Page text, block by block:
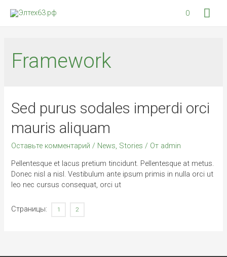
0
Framework
Sed purus sodales imperdi orci
mauris aliquam
Оставьте комментарий / News Stories / От admin
Pellentesque et lacus pretium tincidunt. Pellentesque at metus.
Donec nisl a nisl. Vestibulum ante ipsum primis in nulla orci ut
leo nec cursus consequat, orci ut
Страницы: 1 2